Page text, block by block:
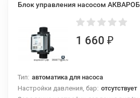
Блок управления насосом
1 660 ₽
Тип: автоматика для насоса
Настройки давления, бар: отсутствует